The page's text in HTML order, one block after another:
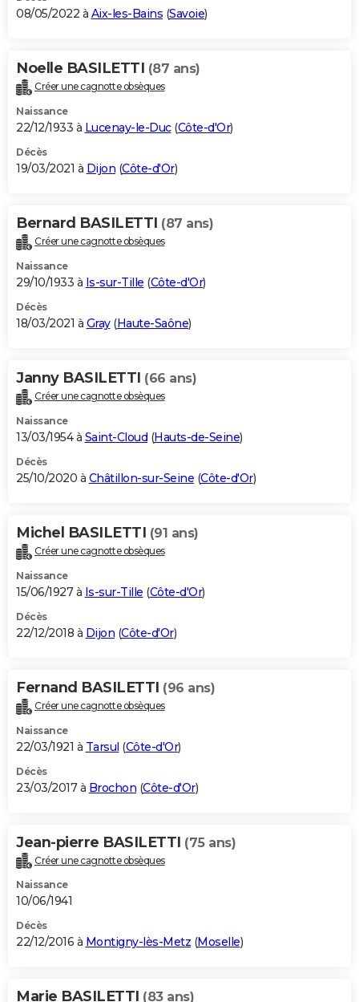
08/05/2022 à Aix-les-Bains (Savoie)
Noelle BASILETTI (87 ans)
Créer une cagnotte obsèques
Naissance
22/12/1933 à Lucenay-le-Duc(Côte-d'Or)
Décès
19/03/2021 à Dijon (Côte-d'Or)
Bernard BASILETTI (87 ans)
Créer une cagnotte obsèques
Naissance
29/10/1933 à Is-sur-Tille (Côte-d'Or)
Décès
18/03/2021 à Gray(Haute-Saône)
Janny BASILETTI (66 ans)
Créer une cagnotte obsèques
Naissance
13/03/1954 à Saint-Cloud (Hauts-de-Seine)
Décès
25/10/2020 à Châtillon-sur-Seine (Côte-d'Or)
Michel BASILETTI (91 ans)
Créer une cagnotte obsèques
Naissance
15/06/1927 à Is-sur-Tille (Côte-d'Or)
Décès
22/12/2018 à Dijon (Côte-d'Or)
Fernand BASILETTI (96 ans)
Créer une cagnotte obsèques
Naissance
22/03/1921 à Tarsul (Côte-d'Or)
Décès
23/03/2017 à Brochon (Côte-d'Or)
Jean-pierre BASILETTI (75 ans)
Créer une cagnotte obsèques
Naissance
10/06/1941
Décès
22/12/2016 à Montigny-lès-Metz (Moselle)
Marie BASILETTI (83 ans)